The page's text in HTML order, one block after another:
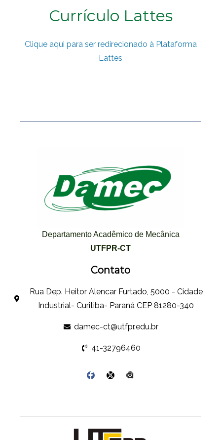
Currículo Lattes
Clique aqui para ser redirecionado à Plataforma
Lattes
Departamento Acadêmico de Mecânica
UTFPR-CT
Contato
Rua Dep. Heitor Alencar Furtado, 5000 - Cidade
Industrial- Curitiba- Paraná CEP 81280-340
damec-ct@utfpr.edu.br
41-32796460